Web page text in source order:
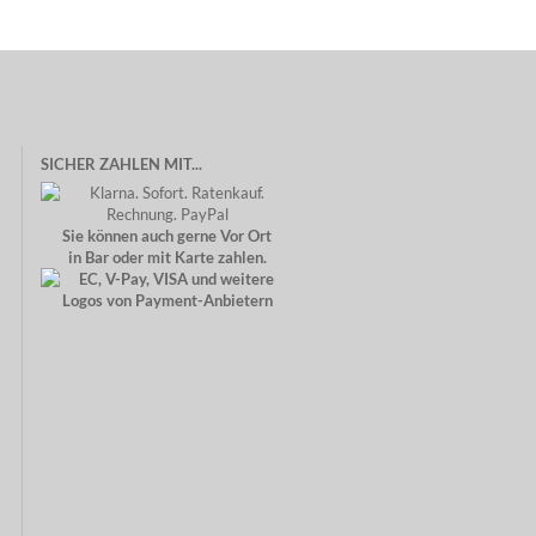
SICHER ZAHLEN MIT...
Sie können auch gerne Vor Ort
in Bar oder mit Karte zahlen.